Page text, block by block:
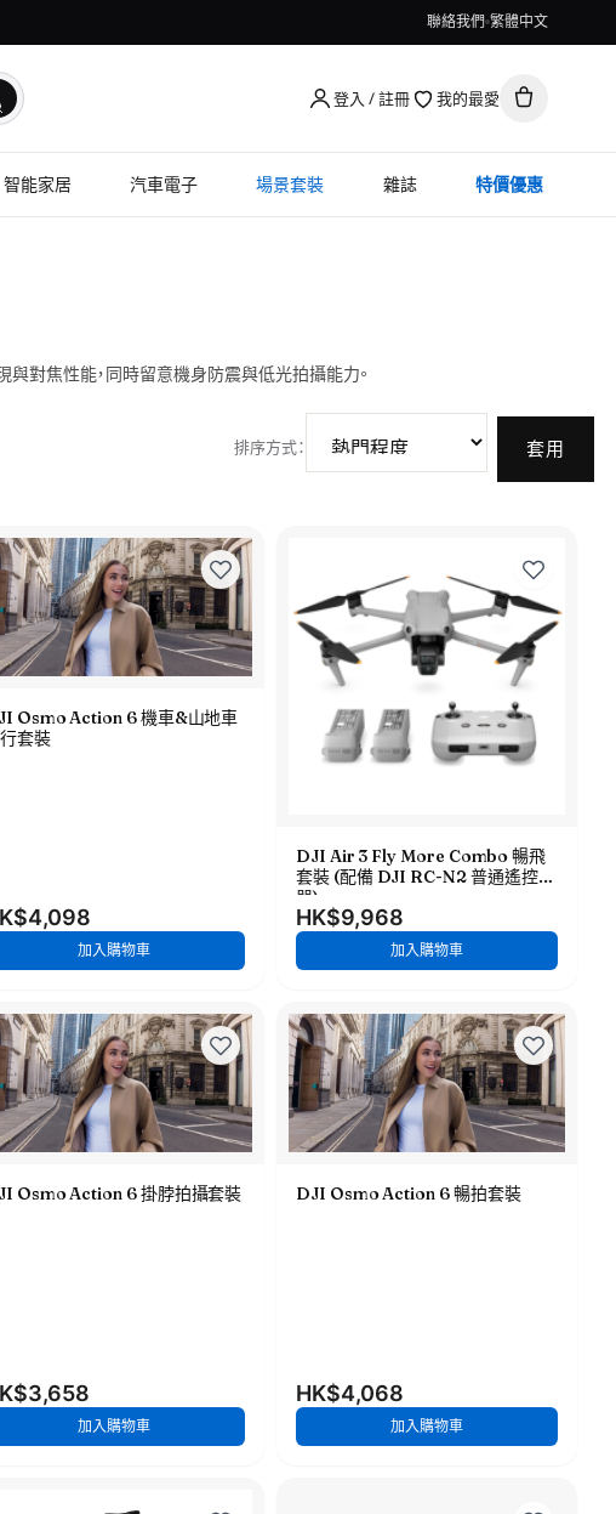
聯絡我們 繁體中文
登入 / 註冊 我的最愛
智能家居 汽車電子 場景套裝 雜誌 特價優惠
對焦性能，同時留意機身防震與低光拍攝能力。
排序方式： 套用
Osmo Action 6 機車&山地車
套裝
加入購物車
DJI Air 3 Fly More Combo 暢飛
套裝 (配備 DJI RC-N2 普通遙控
器)
HK$9,968
加入購物車
Osmo Action 6 掛脖拍攝套裝
加入購物車
DJI Osmo Action 6 暢拍套裝
HK$4,068
加入購物車